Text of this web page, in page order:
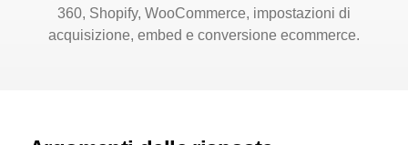
360, Shopify, WooCommerce, impostazioni di
acquisizione, embed e conversione ecommerce.